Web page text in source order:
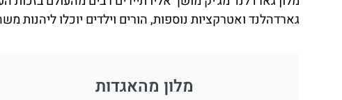
גארדהלנד ואטרקציות נוספות, הורים וילדים יוכלו ליהנות
מלון מהאגדות